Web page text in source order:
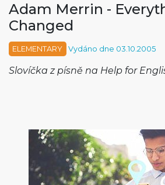
Adam Merrin -
Changed
ELEMENTARY Vydáno dne 03.10.2005
Slovíčka z písně na Help for